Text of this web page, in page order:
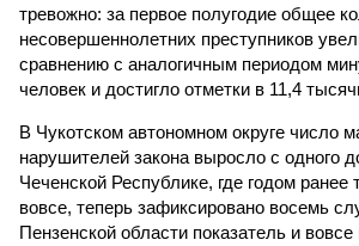
тревожно: за первое полугодие общее
несовершеннолетних преступников
сравнению с аналогичным периодом
человек и достигло отметки в 11,4
В Чукотском автономном округе число
нарушителей закона выросло с одного
Чеченской Республике, где годом
вовсе, теперь зафиксировано восемь
Пензенской области показатель и